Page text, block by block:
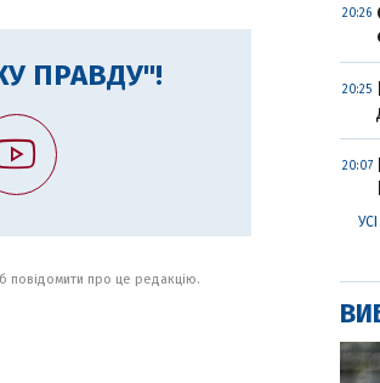
ПРАВДУ"!
повідомити про це редакцію.
20:26
20:25
20:07